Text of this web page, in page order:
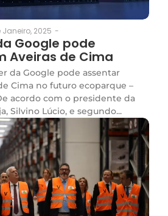
Janeiro, 2025 -
Google pode
Aveiras de Cima
da Google pode assentar
Cima no futuro ecoparque –
acordo com o presidente da
Silvino Lúcio, e segundo...